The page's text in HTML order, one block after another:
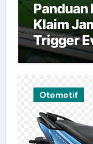
Klaim
Trigger
Otomotif